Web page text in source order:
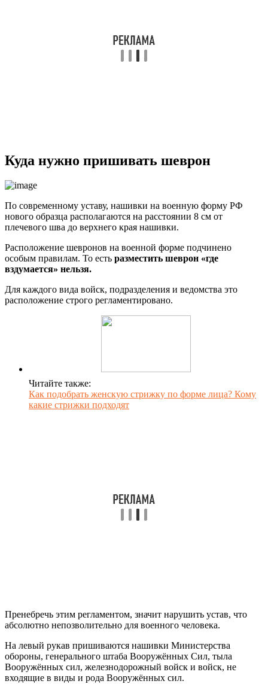
Куда нужно пришивать шеврон
По современному уставу, нашивки на военную форму РФ
нового образца располагаются на расстоянии 8 см от
плечевого шва до верхнего края нашивки.
Расположение шевронов на военной форме подчинено
особым правилам. То есть разместить шеврон «где
вздумается» нельзя.
Для каждого вида войск, подразделения и ведомства это
расположение строго регламентировано.
Читайте также:
Как подобрать женскую стрижку по форме лица? Кому
какие стрижки подходят
Пренебречь этим регламентом, значит нарушить устав, что
абсолютно непозволительно для военного человека.
На левый рукав пришиваются нашивки Министерства
обороны, генерального штаба Вооружённых Сил, тыла
Вооружённых сил, железнодорожный войск и войск, не
входящие в виды и рода Вооружённых сил.